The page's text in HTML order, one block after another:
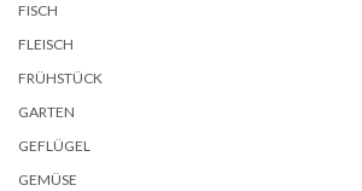
FISCH
FLEISCH
FRÜHSTÜCK
GARTEN
GEFLÜGEL
GEMÜSE